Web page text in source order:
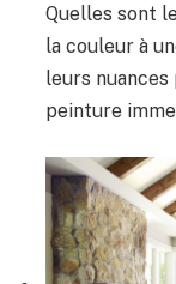
Quelles sont
la couleur à
leurs
peinture